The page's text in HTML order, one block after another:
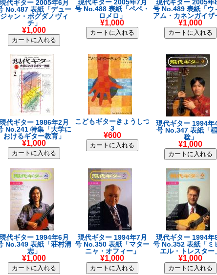
現代ギター 2005年6月
No.487 表紙「デュー
ジャン・ボグダノヴィ
チ」
¥1,000
現代ギター 2005年7月
号 No.488 表紙「ペペ・
ロメロ」
¥1,000
現代ギター 2005年
号 No.489 表紙「ウ
アム・カネンガイザ
¥1,000
現代ギター 1986年2月
No.241 特集「大学に
おけるギター教育」
¥1,000
こどもギターきょうしつ
3
¥600
現代ギター 1994年
号 No.347 表紙「
稔」
¥1,000
現代ギター 1994年6月
No.349 表紙「荘村清
志」
¥1,000
現代ギター 1994年7月
号 No.350 表紙「マター
ニャ・オフィー」
¥1,000
現代ギター 1994年
号 No.352 表紙「ミ
エル・トレスター
¥1,000